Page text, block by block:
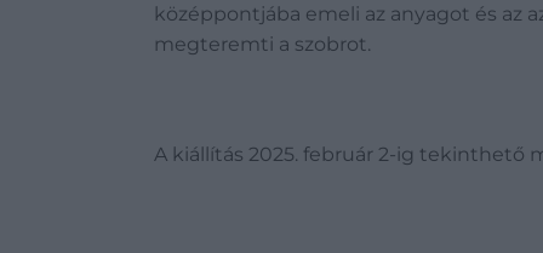
középpontjába emeli az anyagot és az
megteremti a szobrot.
A kiállítás 2025. február 2-ig tekinthető